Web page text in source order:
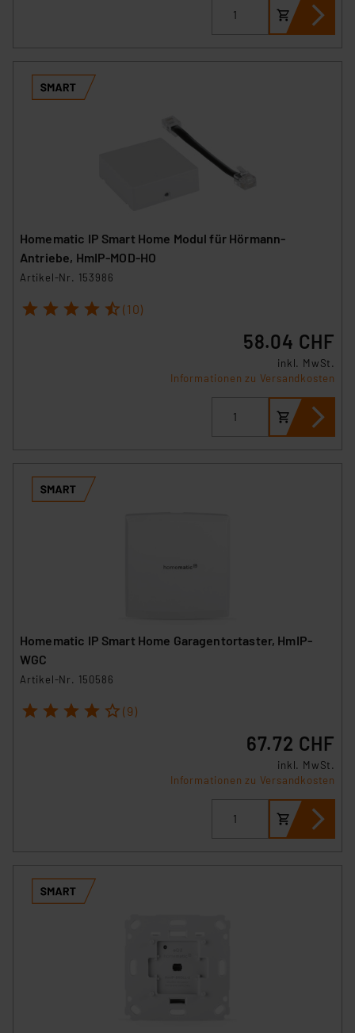
Homematic IP Smart Home Modul für Hörmann-
Antriebe, HmIP-MOD-HO
Artikel-Nr. 153986
1 2 3 4 5 (10)
58.04 CHF
inkl. MwSt.
Informationen zu Versandkosten
Homematic IP Smart Home Garagentortaster, HmIP-
WGC
Artikel-Nr. 150586
1 2 3 4 5 (9)
67.72 CHF
inkl. MwSt.
Informationen zu Versandkosten